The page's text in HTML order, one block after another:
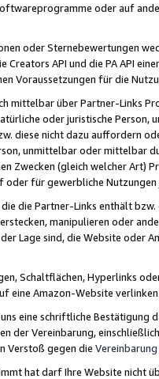
oder auf
oder Sternebewertungen
Creators API und die PA API
Voraussetzungen für die
mittelbar über Partner-Links
oder juristische
diese nicht dazu auffordern
unmittelbar oder mittelbar
Zwecken (gleich welcher Art)
oder für gewerbliche
die die Partner-Links enthält
manipulieren oder
Lage sind, die Website oder
Schaltflächen, Hyperlinks
eine Amazon-Website
eine schriftliche
der Vereinbarung,
Verstoß gegen die Vereinbarung
hat darf Ihre Website nicht